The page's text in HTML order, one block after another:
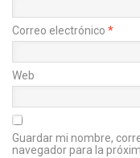
Correo electrónico *
Web
Guardar mi nombre,
navegador para la